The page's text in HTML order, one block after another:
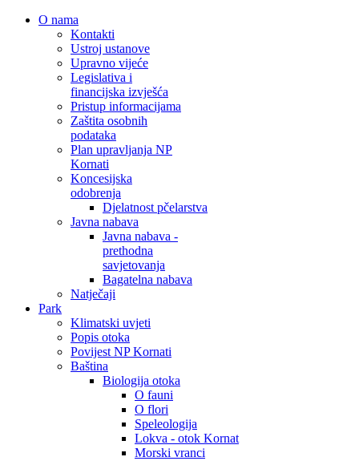
O nama
Kontakti
Ustroj ustanove
Upravno vijeće
Legislativa i
financijska izvješća
Pristup informacijama
Zaštita osobnih
podataka
Plan upravljanja NP
Kornati
Koncesijska
odobrenja
Djelatnost pčelarstva
Javna nabava
Javna nabava -
prethodna
savjetovanja
Bagatelna nabava
Natječaji
Park
Klimatski uvjeti
Popis otoka
Povijest NP Kornati
Baština
Biologija otoka
O fauni
O flori
Speleologija
Lokva - otok Kornat
Morski vranci